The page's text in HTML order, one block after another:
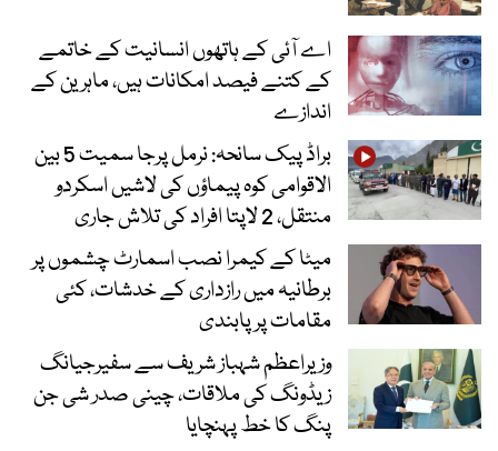
اے آئی کے ہاتھوں انسانیت کے خاتمے
کے کتنے فیصد امکانات ہیں، ماہرین کے
اندازے
براڈ پیک سانحہ: نرمل پرجا سمیت 5 بین
الاقوامی کوہ پیماؤں کی لاشیں اسکردو
منتقل، 2 لاپتا افراد کی تلاش جاری
میٹا کے کیمرا نصب اسمارٹ چشموں پر
برطانیہ میں رازداری کے خدشات، کئی
مقامات پر پابندی
وزیراعظم شہباز شریف سے سفیرجیانگ
زیڈونگ کی ملاقات، چینی صدر شی جن
پنگ کا خط پہنچایا